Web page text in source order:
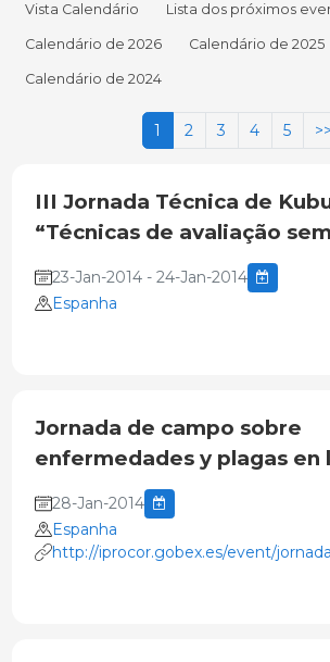
Vista Calendário Lista dos próximos
Calendário de 2026 Calendário de 2025
Calendário de 2024
1 2 3 4 5 >>
III Jornada Técnica de
“Técnicas de avaliação
23-Jan-2014 - 24-Jan-2014
Espanha
Jornada de campo sobre
enfermedades y plagas en
28-Jan-2014
Espanha
http://iprocor.gobex.es/event/